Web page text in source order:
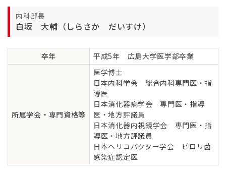
内科部長
白坂 大輔（しらさか だいすけ）
卒年 平成5年 広島大学医学部卒業
所属学会・専門資格等
医学博士
日本内科学会 総合内科専門医・指
導医
日本消化器病学会 専門医・指導
医・地方評議員
日本消化器内視鏡学会 専門医・指
導医・地方評議員
日本ヘリコバクター学会 ピロリ菌
感染症認定医